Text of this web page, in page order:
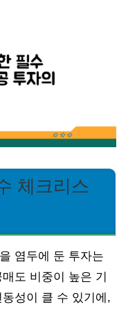
체크리스
염두에 둔 투자는
도 비중이 높은 기
성이 클 수 있기에,